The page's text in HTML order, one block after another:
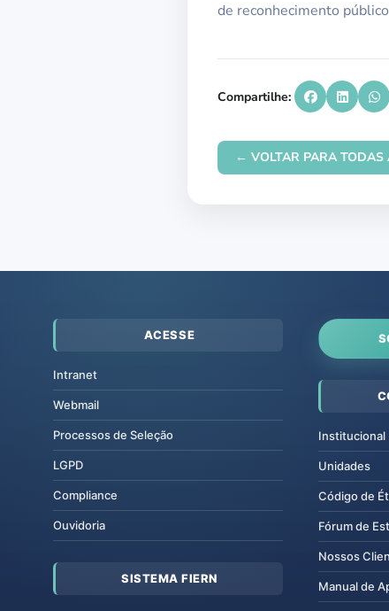
de reconhecimento
Compartilhe:
← VOLTAR PARA TODAS
ACESSE
Intranet
Webmail
Processos de Seleção
LGPD
Compliance
Ouvidoria
SISTEMA FIERN
Institucional
Unidades
Código de
Fórum de
Nossos
Manual de